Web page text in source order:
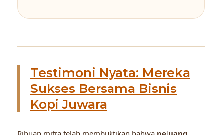
Testimoni Nyata: Mereka
Sukses Bersama Bisnis
Kopi Juwara
Ribuan mitra telah membuktikan bahwa peluang